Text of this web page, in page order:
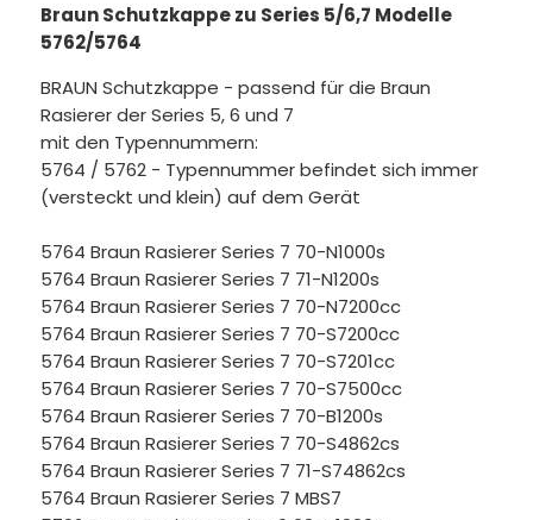
Braun Schutzkappe zu Series 5/6,7 Modelle
5762/5764
BRAUN Schutzkappe - passend für die Braun
Rasierer der Series 5, 6 und 7
mit den Typennummern:
5764 / 5762 - Typennummer befindet sich immer
(versteckt und klein) auf dem Gerät
5764 Braun Rasierer Series 7 70-N1000s
5764 Braun Rasierer Series 7 71-N1200s
5764 Braun Rasierer Series 7 70-N7200cc
5764 Braun Rasierer Series 7 70-S7200cc
5764 Braun Rasierer Series 7 70-S7201cc
5764 Braun Rasierer Series 7 70-S7500cc
5764 Braun Rasierer Series 7 70-B1200s
5764 Braun Rasierer Series 7 70-S4862cs
5764 Braun Rasierer Series 7 71-S74862cs
5764 Braun Rasierer Series 7 MBS7